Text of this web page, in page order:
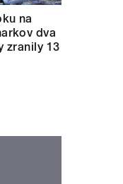
na
dva
zranily 13